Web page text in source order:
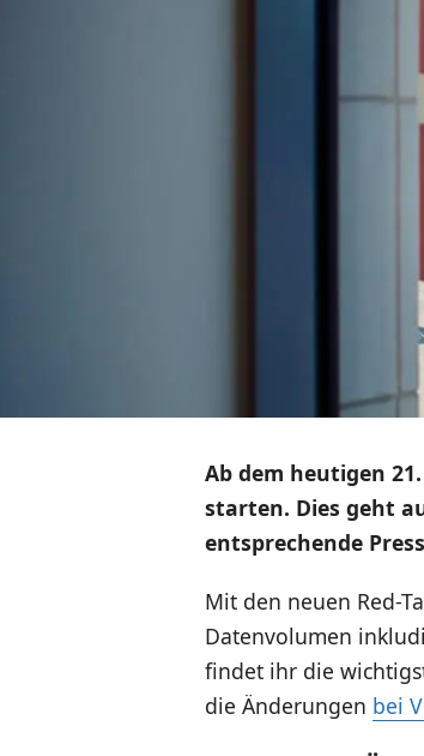
Ab dem heutigen
starten. Dies geht
entsprechende
Mit den neuen Red-
Datenvolumen
findet ihr die
die Änderungen bei